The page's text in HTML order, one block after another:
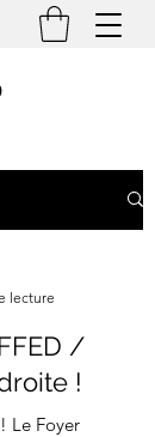
lecture
/
!
Le Foyer